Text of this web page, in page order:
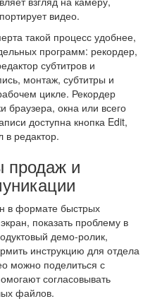
видео.
такой процесс удобнее,
программ: рекордер,
субтитров и
монтаж, субтитры и
цикле. Рекордер
браузера, окна или всего
доступна кнопка Edit,
в редактор.
продаж и
в формате быстрых
показать проблему в
демо-ролик,
инструкцию для отдела
можно поделиться с
согласовывать
файлов.